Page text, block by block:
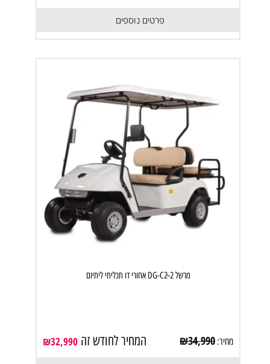
פרטים נוספים
מרשל DG-C2ּּ-2 אחורי דו תכליתי ליתיום
מחיר: ₪34,990 המחיר לחודש זה ₪32,990